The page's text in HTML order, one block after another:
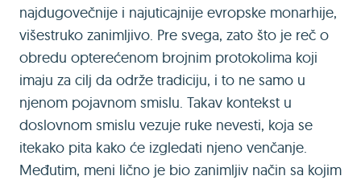
najdugovečnije i najuticajnije evropske monarhije,
višestruko zanimljivo. Pre svega, zato što je reč o
obredu opterećenom brojnim protokolima koji
imaju za cilj da održe tradiciju, i to ne samo u
njenom pojavnom smislu. Takav kontekst u
doslovnom smislu vezuje ruke nevesti, koja se
itekako pita kako će izgledati njeno venčanje.
Međutim, meni lično je bio zanimljiv način sa kojim